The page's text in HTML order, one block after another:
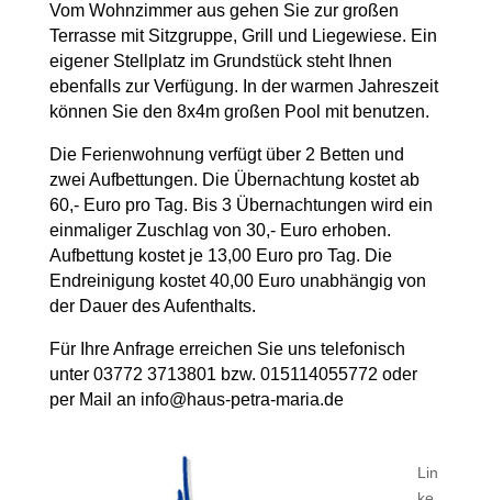
Vom Wohnzimmer aus gehen Sie zur großen
Terrasse mit Sitzgruppe, Grill und Liegewiese. Ein
eigener Stellplatz im Grundstück steht Ihnen
ebenfalls zur Verfügung. In der warmen Jahreszeit
können Sie den 8x4m großen Pool mit benutzen.
Die Ferienwohnung verfügt über 2 Betten und
zwei Aufbettungen. Die Übernachtung kostet ab
60,- Euro pro Tag. Bis 3 Übernachtungen wird ein
einmaliger Zuschlag von 30,- Euro erhoben.
Aufbettung kostet je 13,00 Euro pro Tag. Die
Endreinigung kostet 40,00 Euro unabhängig von
der Dauer des Aufenthalts.
Für Ihre Anfrage erreichen Sie uns telefonisch
unter 03772 3713801 bzw. 015114055772 oder
per Mail an info@haus-petra-maria.de
Lin